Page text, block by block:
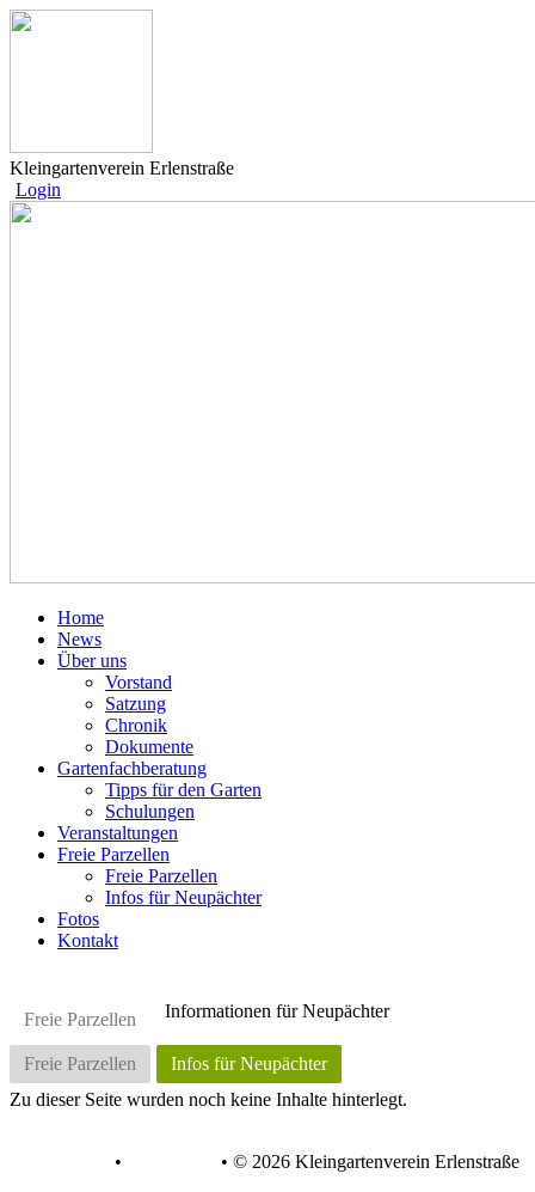
Kleingartenverein Erlenstraße
Login
Home
News
Über uns
Vorstand
Satzung
Chronik
Dokumente
Gartenfachberatung
Tipps für den Garten
Schulungen
Veranstaltungen
Freie Parzellen
Freie Parzellen
Infos für Neupächter
Fotos
Kontakt
Freie Parzellen
Freie Parzellen Infos für Neupächter
Informationen für Neupächter
Zu dieser Seite wurden noch keine Inhalte hinterlegt.
• • © 2026 Kleingartenverein Erlenstraße